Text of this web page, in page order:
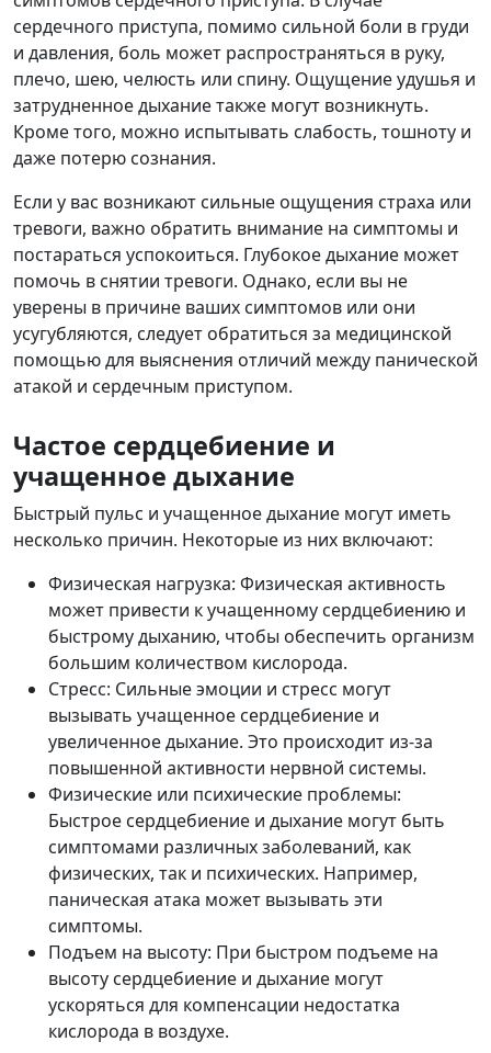
сердечного приступа, помимо сильной боли в груди
и давления, боль может распространяться в руку,
плечо, шею, челюсть или спину. Ощущение удушья и
затрудненное дыхание также могут возникнуть.
Кроме того, можно испытывать слабость, тошноту и
даже потерю сознания.
Если у вас возникают сильные ощущения страха или
тревоги, важно обратить внимание на симптомы и
постараться успокоиться. Глубокое дыхание может
помочь в снятии тревоги. Однако, если вы не
уверены в причине ваших симптомов или они
усугубляются, следует обратиться за медицинской
помощью для выяснения отличий между панической
атакой и сердечным приступом.
Частое сердцебиение и
учащенное дыхание
Быстрый пульс и учащенное дыхание могут иметь
несколько причин. Некоторые из них включают:
Физическая нагрузка: Физическая активность
может привести к учащенному сердцебиению и
быстрому дыханию, чтобы обеспечить организм
большим количеством кислорода.
Стресс: Сильные эмоции и стресс могут
вызывать учащенное сердцебиение и
увеличенное дыхание. Это происходит из-за
повышенной активности нервной системы.
Физические или психические проблемы:
Быстрое сердцебиение и дыхание могут быть
симптомами различных заболеваний, как
физических, так и психических. Например,
паническая атака может вызывать эти
симптомы.
Подъем на высоту: При быстром подъеме на
высоту сердцебиение и дыхание могут
ускоряться для компенсации недостатка
кислорода в воздухе.